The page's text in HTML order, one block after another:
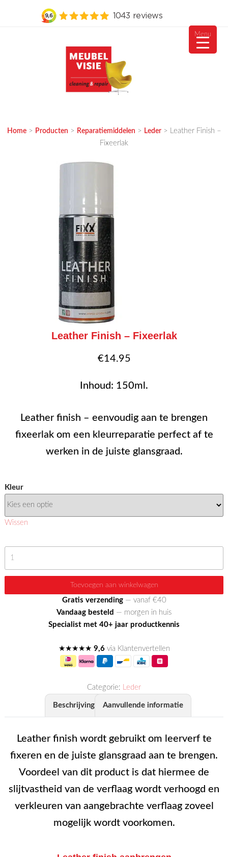
Home> Producten > Reparatiemiddelen > Leder> Leather Finish –
Fixeerlak
Leather Finish – Fixeerlak
€14.95
Inhoud: 150ml.
Leather finish – eenvoudig aan te brengen
fixeerlak om een kleurreparatie perfect af te
werken in de juiste glansgraad.
Kleur
Wissen
-
Toevoegen aan winkelwagen
Gratis verzending— vanaf €40
Vandaag besteld — morgen in huis
Specialist met 40+ jaar productkennis
★★★★★ 9,6via Klantenvertellen
Categorie: Leder
Beschrijving Aanvullende informatie
Leather finish wordt gebruikt om leerverf te
fixeren en de juiste glansgraad aan te brengen.
Voordeel van dit product is dat hiermee de
slijtvastheid van de verflaag wordt verhoogd en
verkleuren van aangebrachte verflaag zoveel
mogelijk wordt voorkomen.
Menu